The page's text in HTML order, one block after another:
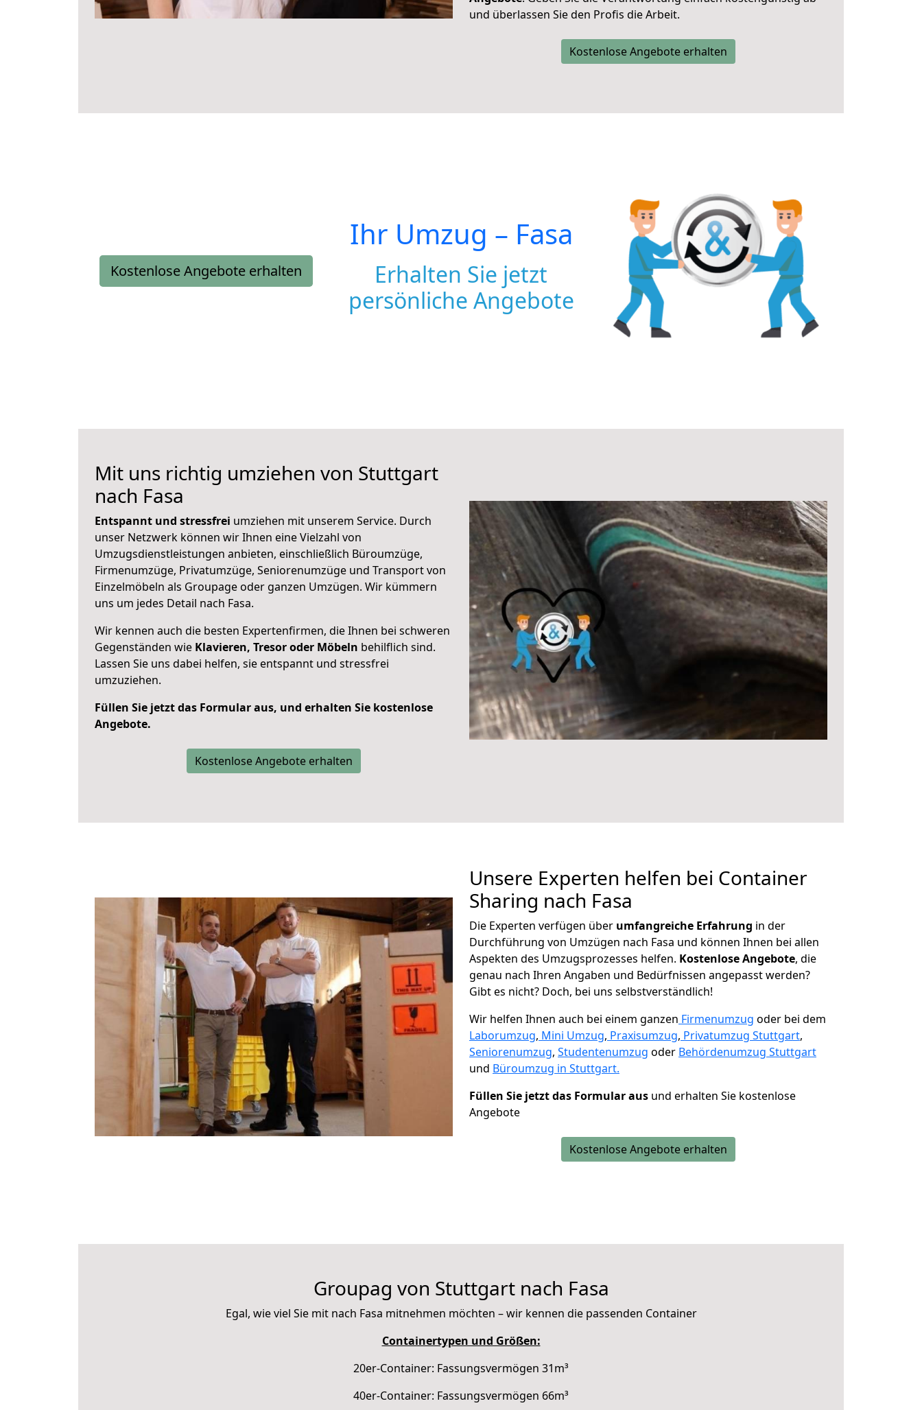
und überlassen Sie den Profis die Arbeit.
Kostenlose Angebote erhalten
Kostenlose Angebote erhalten
Ihr Umzug – Fasa
Erhalten Sie jetzt
persönliche Angebote
Mit uns richtig umziehen von Stuttgart
nach Fasa
Entspannt und stressfrei umziehen mit unserem Service. Durch
unser Netzwerk können wir Ihnen eine Vielzahl von
Umzugsdienstleistungen anbieten, einschließlich Büroumzüge,
Firmenumzüge, Privatumzüge, Seniorenumzüge und Transport von
Einzelmöbeln als Groupage oder ganzen Umzügen. Wir kümmern
uns um jedes Detail nach Fasa.
Wir kennen auch die besten Expertenfirmen, die Ihnen bei schweren
Gegenständen wie Klavieren, Tresor oder Möbeln behilflich sind.
Lassen Sie uns dabei helfen, sie entspannt und stressfrei
umzuziehen.
Füllen Sie jetzt das Formular aus, und erhalten Sie kostenlose
Angebote.
Kostenlose Angebote erhalten
Unsere Experten helfen bei Container
Sharing nach Fasa
Die Experten verfügen über umfangreiche Erfahrung in der
Durchführung von Umzügen nach Fasa und können Ihnen bei allen
Aspekten des Umzugsprozesses helfen. Kostenlose Angebote, die
genau nach Ihren Angaben und Bedürfnissen angepasst werden?
Gibt es nicht? Doch, bei uns selbstverständlich!
Wir helfen Ihnen auch bei einem ganzen Firmenumzug oder bei dem
Laborumzug, Mini Umzug, Praxisumzug, Privatumzug Stuttgart,
Seniorenumzug, Studentenumzug oder Behördenumzug Stuttgart
und Büroumzug in Stuttgart.
Füllen Sie jetzt das Formular aus und erhalten Sie kostenlose
Angebote
Kostenlose Angebote erhalten
Groupag von Stuttgart nach Fasa
Egal, wie viel Sie mit nach Fasa mitnehmen möchten – wir kennen die passenden Container
Containertypen und Größen:
20er-Container: Fassungsvermögen 31m³
40er-Container: Fassungsvermögen 66m³